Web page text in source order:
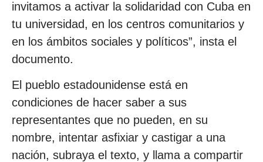
invitamos a activar la solidaridad con Cuba en
tu universidad, en los centros comunitarios y
en los ámbitos sociales y políticos”, insta el
documento.
El pueblo estadounidense está en
condiciones de hacer saber a sus
representantes que no pueden, en su
nombre, intentar asfixiar y castigar a una
nación, subraya el texto, y llama a compartir